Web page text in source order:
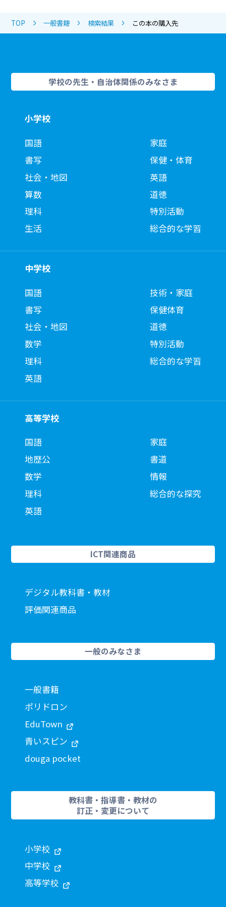
TOP 一般書籍 検索結果 この本の購入先
学校の先生・自治体関係のみなさま
小学校
国語
書写
社会・地図
算数
理科
生活
家庭
保健・体育
英語
道徳
特別活動
総合的な学習
中学校
国語
書写
社会・地図
数学
理科
英語
技術・家庭
保健体育
道徳
特別活動
総合的な学習
高等学校
国語
地歴公
数学
理科
英語
家庭
書道
情報
総合的な探究
ICT関連商品
デジタル教科書・教材
評価関連商品
一般のみなさま
一般書籍
ポリドロン
EduTown
青いスピン
douga pocket
教科書・指導書・教材の
訂正・変更について
小学校
中学校
高等学校